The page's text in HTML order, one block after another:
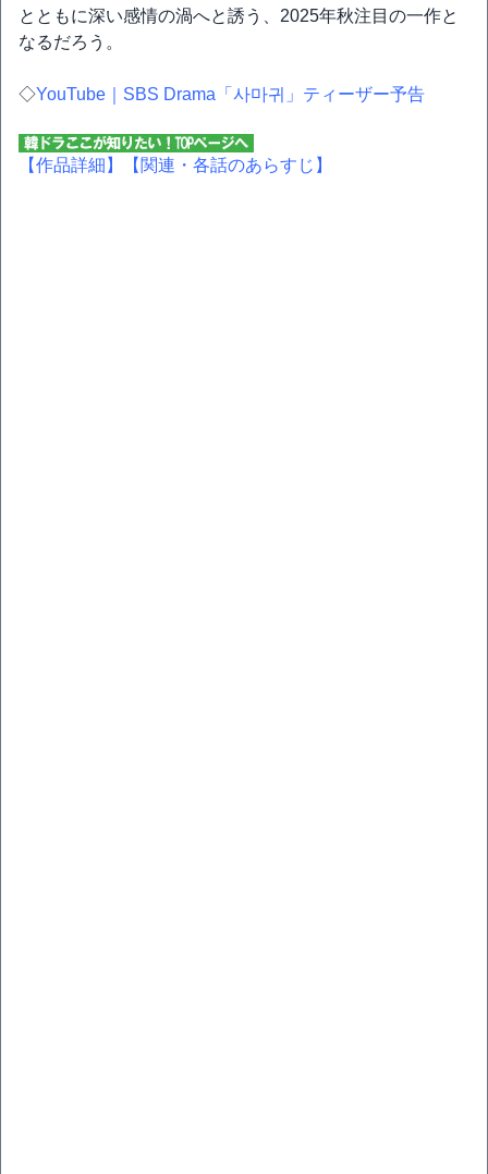
とともに深い感情の渦へと誘う、2025年秋注目の一作と
なるだろう。
◇YouTube｜SBS Drama「사마귀」ティーザー予告
【作品詳細】 【関連・各話のあらすじ】